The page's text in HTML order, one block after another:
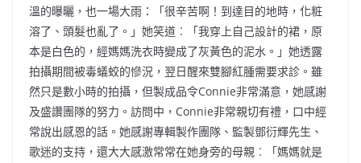
溫的曝曬，也一場大雨：「很辛苦啊！到達目的地時，化粧
溶了、頭髮也亂了。」她笑道︰「我穿上自己設計的裙，原
本是白色的，經媽媽洗衣時變成了灰黃色的泥水。」她透露
拍攝期間被毒蟻蛟的慘況，翌日醒來雙腳紅腫需要求診。雖
然只是數小時的拍攝，但製成品令Connie非常滿意，她感謝
及盛讚團隊的努力。訪問中，Connie非常親切有禮，口中經
常說出感恩的話。她感謝專輯製作團隊、監製鄧衍輝先生、
歌迷的支持，還大大感激常常在她身旁的母親︰「媽媽就是